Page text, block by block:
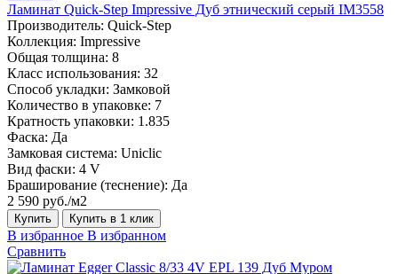
Ламинат Quick-Step Impressive Дуб этнический серый IM3558
Производитель: Quick-Step
Коллекция: Impressive
Общая толщина: 8
Класс использования: 32
Способ укладки: Замковой
Количество в упаковке: 7
Кратность упаковки: 1.835
Фаска: Да
Замковая система: Uniclic
Вид фаски: 4 V
Браширование (теснение): Да
2 590 руб./м2
Купить Купить в 1 клик
В избранное В избранном
Сравнить